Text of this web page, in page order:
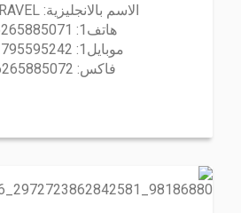
الاسم بالانجليزية:
هاتف1:
موبايل1:
فاكس: